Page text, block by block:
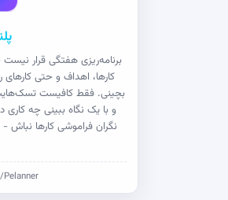
برنامه‌ریزی هفتگی قرار
کارها، اهداف و حتی
بچینی. فقط کافیست تسک‌هایت
و با یک نگاه ببینی چه
نگران فراموشی کارها نباش